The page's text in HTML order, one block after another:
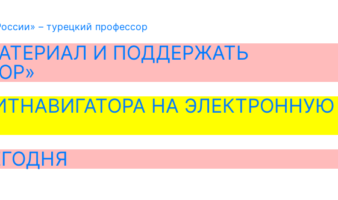
– турецкий профессор
И ПОДДЕРЖАТЬ
НА ЭЛЕКТРОННУЮ